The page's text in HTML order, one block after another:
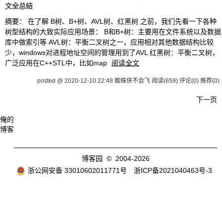
文全总结
摘要： 在了解 B树、B+树、AVL树、红黑树 之前，我们先看一下各种
树型结构的大致实际应用场景： B和B+树：主要用在文件系统以及数据
库中做索引等 AVL树：平衡二叉树之一，应用相对其他数据结构比较
少，windows对进程地址空间的管理用到了AVL 红黑树：平衡二叉树，
广泛应用在C++STL中，比如map
阅读全文
posted @ 2020-12-10 22:48 蜘蛛侠不会飞 阅读(659) 评论(0) 推荐(0)
下一页
博客园
© 2004-2026
浙公网安备 33010602011771号
浙ICP备2021040463号-3
俺的
博客